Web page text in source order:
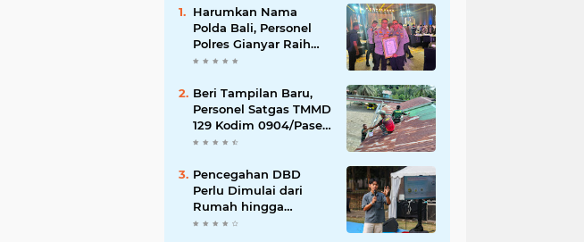
Harumkan Nama
Polda Bali, Personel
Polres Gianyar Raih
Penghargaan
Beri Tampilan Baru,
Personel Satgas TMMD
129 Kodim 0904/Paser
Cat Atap Rumah
Pencegahan DBD
Perlu Dimulai dari
Rumah hingga
Lingkungan Sekolah